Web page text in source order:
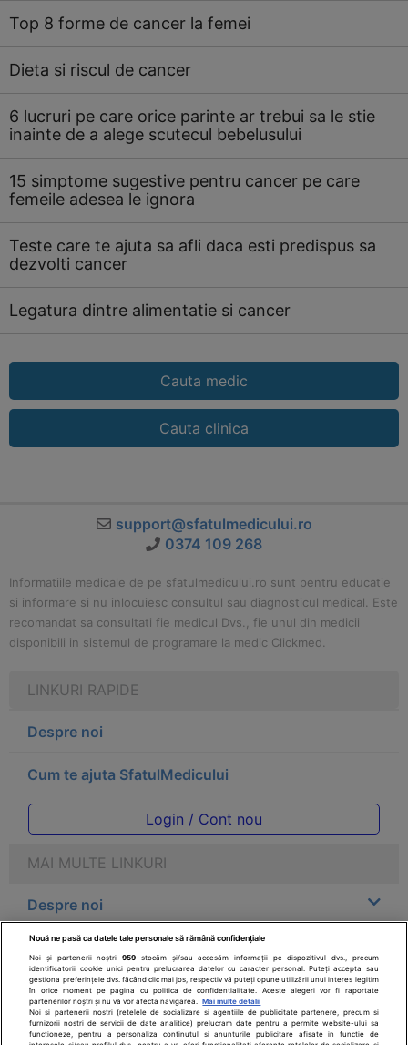
Top 8 forme de cancer la femei
Dieta si riscul de cancer
6 lucruri pe care orice parinte ar trebui sa le stie
inainte de a alege scutecul bebelusului
15 simptome sugestive pentru cancer pe care
femeile adesea le ignora
Teste care te ajuta sa afli daca esti predispus sa
dezvolti cancer
Legatura dintre alimentatie si cancer
Cauta medic
Cauta clinica
support@sfatulmedicului.ro
0374 109 268
Informatiile medicale de pe sfatulmedicului.ro sunt pentru educatie
si informare si nu inlocuiesc consultul sau diagnosticul medical. Este
recomandat sa consultati fie medicul Dvs., fie unul din medicii
disponibili in sistemul de programare la medic Clickmed.
LINKURI RAPIDE
Despre noi
Cum te ajuta SfatulMedicului
Login / Cont nou
MAI MULTE LINKURI
Despre noi
Legal
Drepturile consumatorului
Parteneri
Nouă ne pasă ca datele tale personale să rămână confidențiale
Noi și partenerii noștri959 stocăm și/sau accesăm informații pe dispozitivul dvs., precum
identificatorii cookie unici pentru prelucrarea datelor cu caracter personal. Puteți accepta sau
gestiona preferințele dvs. făcând clic mai jos, respectiv vă puteți opune utilizării unui interes legitim
în orice moment pe pagina cu politica de confidențialitate. Aceste alegeri vor fi raportate
partenerilor noștri și nu vă vor afecta navigarea.
Mai multe detalii
Noi si partenerii nostri (retelele de socializare si agentiile de publicitate partenere, precum si
furnizorii nostri de servicii de date analitice) prelucram date pentru a permite website-ului sa
functioneze, pentru a personaliza continutul si anunturile publicitare afisate in functie de